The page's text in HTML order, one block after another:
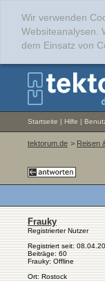
Wir verwenden
Websiteanalysen.
dem Einsatz von
Startseite | Hilfe |
tektorum.de > Reisen
Frauky
Registrierter Nutzer
Registriert seit:
Beiträge: 60
Frauky: Offline
Ort: Rostock